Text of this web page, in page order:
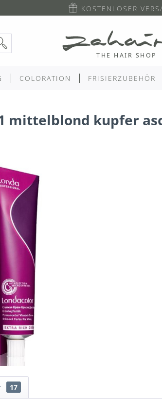
KOSTENLOSER
COLORATION FRISIERZUBEHÖR
mittelblond kupfer
17